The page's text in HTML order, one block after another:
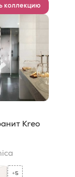
коллекцию
Kreo
+5